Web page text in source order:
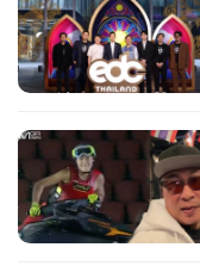
• อินโดจีน
• กองทุนรวม
• Celeb Online
• Factcheck
• ญี่ปุ่น
• News1
• Gotomanager